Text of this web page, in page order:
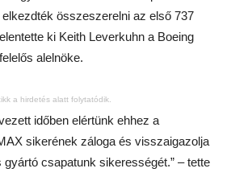
összeszerelni az első 737
ki Keith Leverkuhn a Boeing
alelnöke.
a hirdetés alatt folytatódik.
időben elértünk ehhez a
sikerének záloga és visszaigazolja
csapatunk sikerességét.” – tette